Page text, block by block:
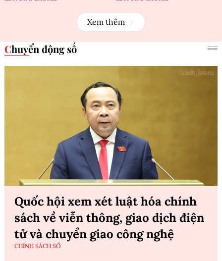
Xem thêm
Chuyển động số
Quốc hội xem xét luật hóa chính
sách về viễn thông, giao dịch điện
tử và chuyển giao công nghệ
CHÍNH SÁCH SỐ